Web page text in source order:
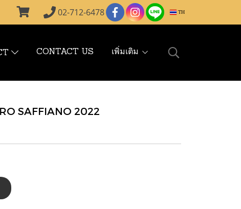
02-712-6478 TH
CONTACT US เพิ่มเติม
SAFFIANO 2022